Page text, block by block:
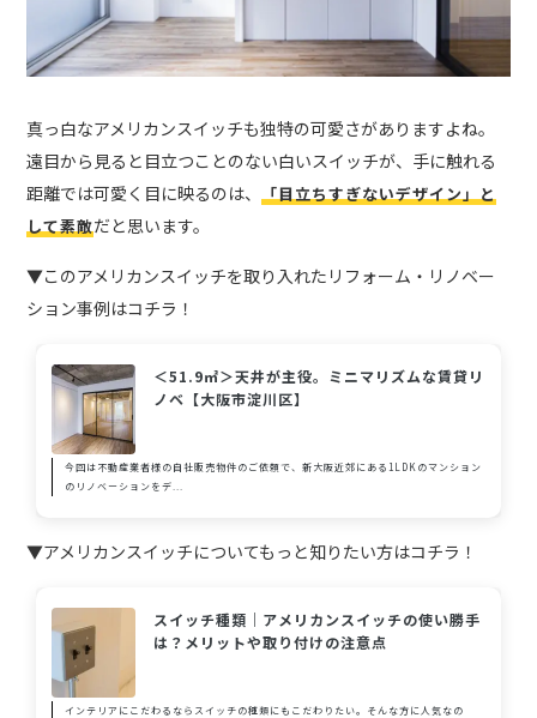
真っ白なアメリカンスイッチも独特の可愛さがありますよね。
遠目から見ると目立つことのない白いスイッチが、手に触れる
距離では可愛く目に映るのは、
「目立ちすぎないデザイン」と
して素敵だと思います。
▼このアメリカンスイッチを取り入れたリフォーム・リノベー
ション事例はコチラ！
＜51.9㎡＞天井が主役。ミニマリズムな賃貸リ
ノベ【大阪市淀川区】
今回は不動産業者様の自社販売物件のご依頼で、新大阪近郊にある1LDKのマンション
のリノベーションをデ...
▼アメリカンスイッチについてもっと知りたい方はコチラ！
スイッチ種類｜アメリカンスイッチの使い勝手
は？メリットや取り付けの注意点
インテリアにこだわるならスイッチの種類にもこだわりたい。そんな方に人気なの